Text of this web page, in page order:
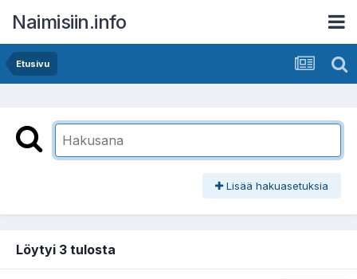
Naimisiin.info
Etusivu
Lisää hakuasetuksia
Löytyi 3 tulosta